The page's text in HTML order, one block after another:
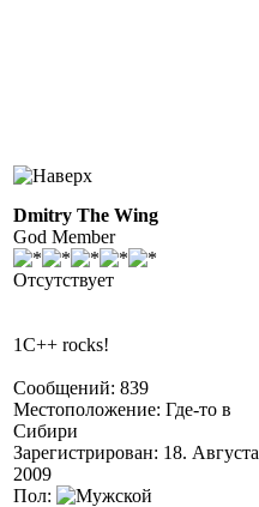
Dmitry The Wing
God Member
Отсутствует
1C++ rocks!
Сообщений: 839
Местоположение: Где-то в
Сибири
Зарегистрирован: 18. Августа
2009
Пол: